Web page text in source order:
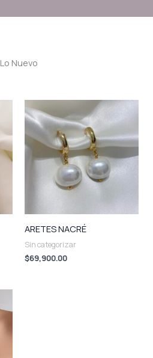
Lo Nuevo
ARETES NACRÉ
Sin categorizar
$69,900.00